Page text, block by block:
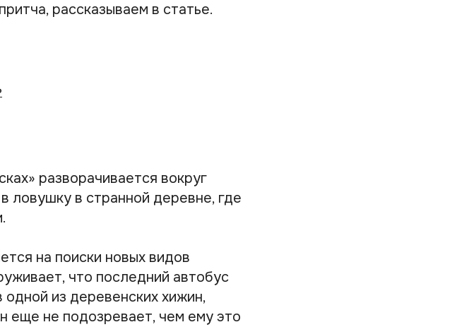
рассказываем в статье.
разворачивается вокруг
ловушку в странной деревне, где
на поиски новых видов
что последний автобус
из деревенских хижин,
еще не подозревает, чем ему это